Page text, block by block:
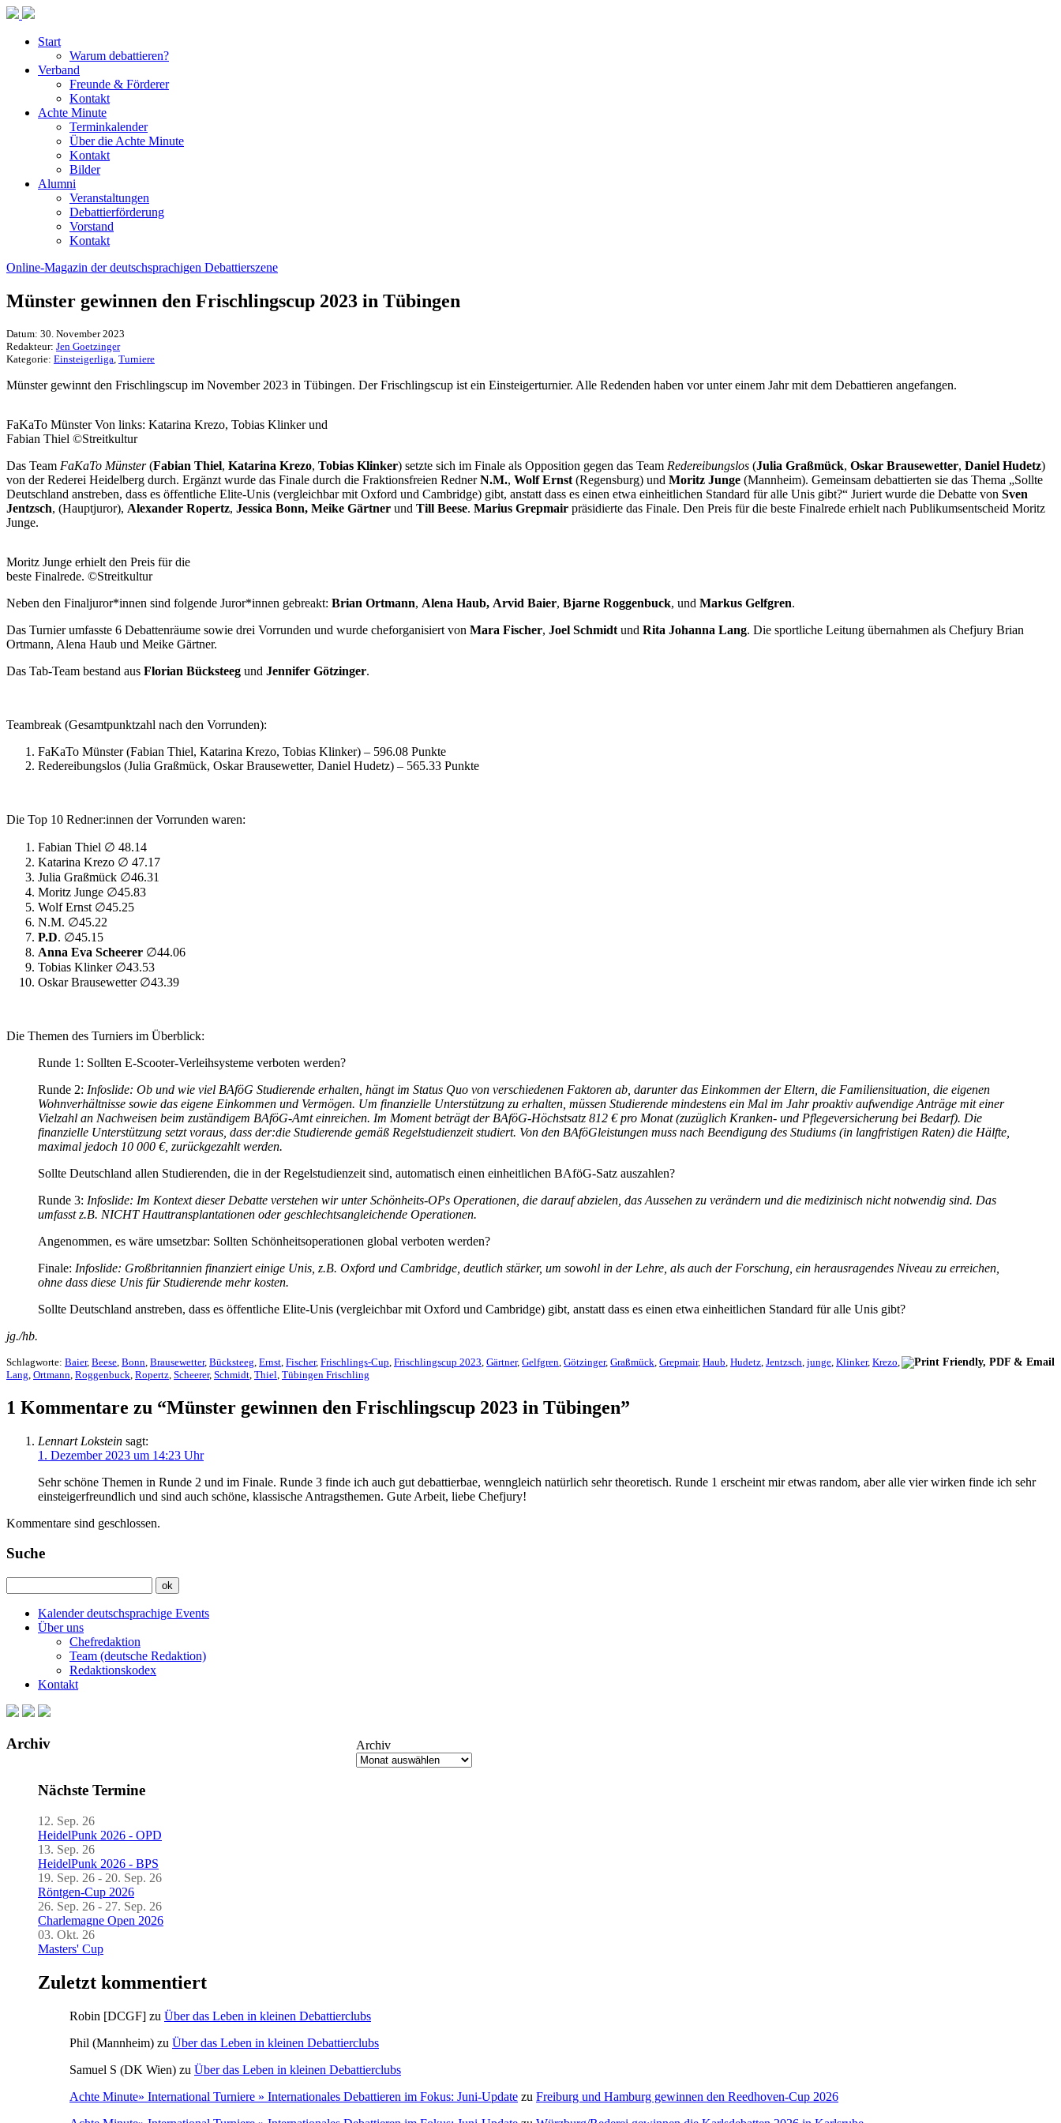
Start
Warum debattieren?
Verband
Freunde & Förderer
Kontakt
Achte Minute
Terminkalender
Über die Achte Minute
Kontakt
Bilder
Alumni
Veranstaltungen
Debattierförderung
Vorstand
Kontakt
Online-Magazin der deutschsprachigen Debattierszene
Münster gewinnen den Frischlingscup 2023 in Tübingen
Datum: 30. November 2023
Redakteur: Jen Goetzinger
Kategorie: Einsteigerliga Turniere
Münster gewinnt den Frischlingscup im November 2023 in Tübingen. Der Frischlingscup ist ein Einsteigerturnier. Alle Redenden haben vor unter einem Jahr mit dem Debattieren angefangen.
FaKaTo Münster Von links: Katarina Krezo, Tobias Klinker und
Fabian Thiel ©Streitkultur
Das Team FaKaTo Münster(Fabian Thiel, Katarina Krezo, Tobias Klinker) setzte sich im Finale als Opposition gegen das Team Redereibungslos (Julia Graßmück, Oskar Brausewetter, Daniel Hudetz)
von der Rederei Heidelberg durch. Ergänzt wurde das Finale durch die Fraktionsfreien RednerN.M., Wolf Ernst (Regensburg) und Moritz Junge (Mannheim). Gemeinsam debattierten sie das Thema „Sollte
Deutschland anstreben, dass es öffentliche Elite-Unis (vergleichbar mit Oxford und Cambridge) gibt, anstatt dass es einen etwa einheitlichen Standard für alle Unis gibt?“ Juriert wurde die Debatte von Sven
Jentzsch, (Hauptjuror), Alexander Ropertz, Jessica Bonn, Meike Gärtner und Till Beese. Marius Grepmair präsidierte das Finale. Den Preis für die beste Finalrede erhielt nach Publikumsentscheid Moritz
Junge.
Moritz Junge erhielt den Preis für die
beste Finalrede. ©Streitkultur
Neben den Finaljuror*innen sind folgende Juror*innen gebreakt: Brian Ortmann, Alena Haub, Arvid Baier, Bjarne Roggenbuck, und Markus Gelfgren.
Das Turnier umfasste 6 Debattenräume sowie drei Vorrunden und wurde cheforganisiert von Mara Fischer, Joel Schmidt und Rita Johanna Lang. Die sportliche Leitung übernahmen als Chefjury Brian
Ortmann, Alena Haub und Meike Gärtner.
Das Tab-Team bestand aus Florian Bücksteeg und Jennifer Götzinger.
Teambreak (Gesamtpunktzahl nach den Vorrunden):
FaKaTo Münster (Fabian Thiel, Katarina Krezo, Tobias Klinker) – 596.08 Punkte
Redereibungslos (Julia Graßmück, Oskar Brausewetter, Daniel Hudetz) – 565.33 Punkte
Die Top 10 Redner:innen der Vorrunden waren:
Fabian Thiel ∅ 48.14
Katarina Krezo ∅ 47.17
Julia Graßmück ∅46.31
Moritz Junge ∅45.83
Wolf Ernst ∅45.25
N.M. ∅45.22
P.D. ∅45.15
Anna Eva Scheerer ∅44.06
Tobias Klinker ∅43.53
Oskar Brausewetter ∅43.39
Die Themen des Turniers im Überblick:
Runde 1: Sollten E-Scooter-Verleihsysteme verboten werden?
Runde 2: Infoslide: Ob und wie viel BAföG Studierende erhalten, hängt im Status Quo von verschiedenen Faktoren ab, darunter das Einkommen der Eltern, die Familiensituation, die eigenen
Wohnverhältnisse sowie das eigene Einkommen und Vermögen. Um finanzielle Unterstützung zu erhalten, müssen Studierende mindestens ein Mal im Jahr proaktiv aufwendige Anträge mit einer
Vielzahl an Nachweisen beim zuständigem BAföG-Amt einreichen. Im Moment beträgt der BAföG-Höchstsatz 812 € pro Monat (zuzüglich Kranken- und Pflegeversicherung bei Bedarf). Die
finanzielle Unterstützung setzt voraus, dass der:die Studierende gemäß Regelstudienzeit studiert. Von den BAföGleistungen muss nach Beendigung des Studiums (in langfristigen Raten) die Hälfte,
maximal jedoch 10 000 €, zurückgezahlt werden.
Sollte Deutschland allen Studierenden, die in der Regelstudienzeit sind, automatisch einen einheitlichen BAföG-Satz auszahlen?
Runde 3: Infoslide: Im Kontext dieser Debatte verstehen wir unter Schönheits-OPs Operationen, die darauf abzielen, das Aussehen zu verändern und die medizinisch nicht notwendig sind. Das
umfasst z.B. NICHT Hauttransplantationen oder geschlechtsangleichende Operationen.
Angenommen, es wäre umsetzbar: Sollten Schönheitsoperationen global verboten werden?
Finale: Infoslide: Großbritannien finanziert einige Unis, z.B. Oxford und Cambridge, deutlich stärker, um sowohl in der Lehre, als auch der Forschung, ein herausragendes Niveau zu erreichen,
ohne dass diese Unis für Studierende mehr kosten.
Sollte Deutschland anstreben, dass es öffentliche Elite-Unis (vergleichbar mit Oxford und Cambridge) gibt, anstatt dass es einen etwa einheitlichen Standard für alle Unis gibt?
jg./hb.
Schlagworte: Baier, Beese Bonn Brausewetter, Bücksteeg Ernst Fischer, Frischlings-Cup Frischlingscup 2023 Gärtner, Gelfgren Götzinger, Graßmück Grepmair, Haub Hudetz Jentzsch junge Klinker, Krezo
Lang Ortmann Roggenbuck Ropertz Scheerer, Schmidt Thiel Tübingen Frischling
1 Kommentare zu “Münster gewinnen den Frischlingscup 2023 in Tübingen”
Lennart Lokstein sagt:
1. Dezember 2023 um 14:23 Uhr
Sehr schöne Themen in Runde 2 und im Finale. Runde 3 finde ich auch gut debattierbae, wenngleich natürlich sehr theoretisch. Runde 1 erscheint mir etwas random, aber alle vier wirken finde ich sehr
einsteigerfreundlich und sind auch schöne, klassische Antragsthemen. Gute Arbeit, liebe Chefjury!
Kommentare sind geschlossen.
Suche
Kalender deutschsprachige Events
Über uns
Chefredaktion
Team (deutsche Redaktion)
Redaktionskodex
Kontakt
Archiv Archiv
Nächste Termine
12. Sep. 26
HeidelPunk 2026 - OPD
13. Sep. 26
HeidelPunk 2026 - BPS
19. Sep. 26 - 20. Sep. 26
Röntgen-Cup 2026
26. Sep. 26 - 27. Sep. 26
Charlemagne Open 2026
03. Okt. 26
Masters' Cup
Zuletzt kommentiert
Robin [DCGF] zu Über das Leben in kleinen Debattierclubs
Phil (Mannheim) zu Über das Leben in kleinen Debattierclubs
Samuel S (DK Wien) zu Über das Leben in kleinen Debattierclubs
Achte Minute» International Turniere » Internationales Debattieren im Fokus: Juni-Update zu Freiburg und Hamburg gewinnen den Reedhoven-Cup 2026